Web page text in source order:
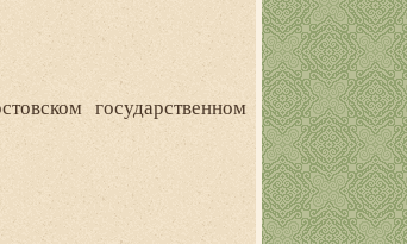
государственном